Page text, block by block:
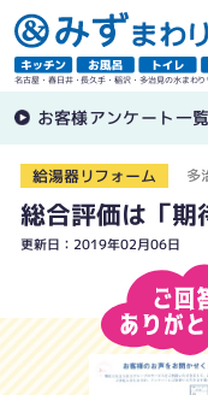
名古屋・春日井・長久手・稲沢・多治見の水まわ
お客様アンケート一覧
給湯器リフォーム 多
総合評価は「期
更新日：2019年02月06日